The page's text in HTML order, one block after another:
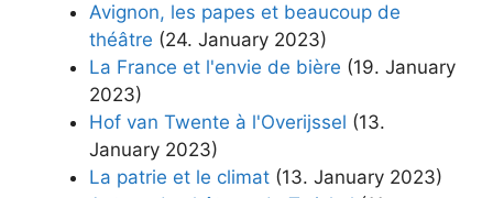
Avignon, les papes et beaucoup de
théâtre (24. January 2023)
La France et l'envie de bière (19. January
2023)
Hof van Twente à l'Overijssel (13.
January 2023)
La patrie et le climat (13. January 2023)